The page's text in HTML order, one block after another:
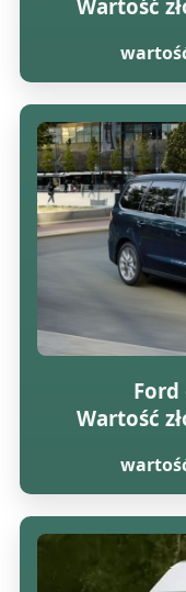
Wartość
Wartość